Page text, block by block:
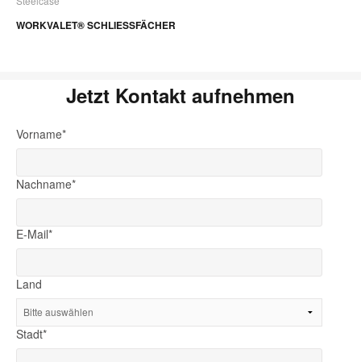
WORKVALET® SCHLIESSFÄCHER
Jetzt Kontakt aufnehmen
Vorname*
Nachname*
E-Mail*
Land
Stadt*